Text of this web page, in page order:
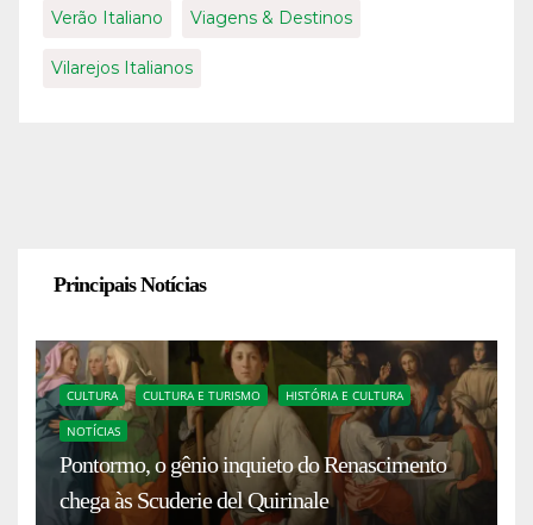
Verão Italiano Viagens & Destinos
Vilarejos Italianos
Principais Notícias
CULTURA CULTURA E TURISMO HISTÓRIA E CULTURA
NOTÍCIAS
Pontormo, o gênio inquieto do Renascimento
chega às Scuderie del Quirinale